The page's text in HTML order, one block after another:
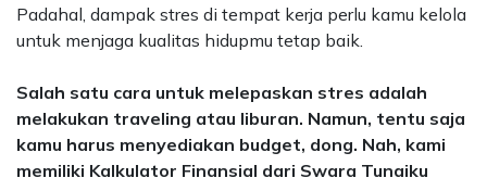
Padahal, dampak stres di tempat kerja perlu kamu kelola
untuk menjaga kualitas hidupmu tetap baik.
Salah satu cara untuk melepaskan stres adalah
melakukan traveling atau liburan. Namun, tentu saja
kamu harus menyediakan budget, dong. Nah, kami
memiliki Kalkulator Finansial dari Swara Tunaiku